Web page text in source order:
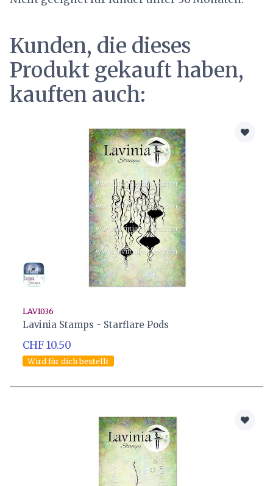
Kunden, die dieses
Produkt gekauft haben,
kauften auch:
LAV1036
Lavinia Stamps - Starflare Pods
CHF 10.50
Wird für dich bestellt